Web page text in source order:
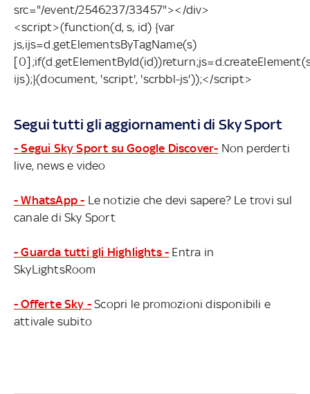
src="/event/2546237/33457"></div>
<script>(function(d, s, id) {var
js,ijs=d.getElementsByTagName(s)
ijs);}(document, 'script', 'scrbbl-js'));</script>
Segui tutti gli aggiornamenti di Sky Sport
- Segui Sky Sport su Google Discover- Non perderti
live, news e video
- WhatsApp - Le notizie che devi sapere? Le trovi sul
canale di Sky Sport
- Guarda tutti gli Highlights - Entra in
SkyLightsRoom
- Offerte Sky - Scopri le promozioni disponibili e
attivale subito